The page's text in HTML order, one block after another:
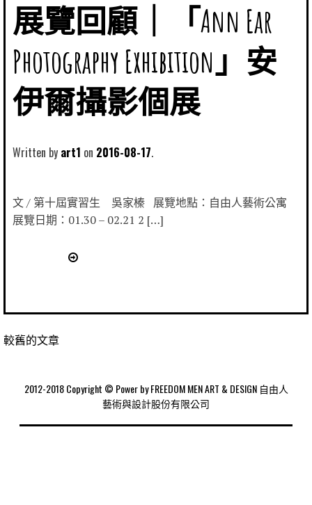
展覽回顧｜「Ann Ear
Photography Exhibition」安
伊爾攝影個展
Written by art1 2016-08-17
文 / 第十屆實習生 吳家榛 展覽地點：自由人藝術公寓
展覽日期：01.30 – 02.21 2 […]
較舊的文章
2012-2018 Copyright © Power by FREEDOM MEN ART & DESIGN 自由人
藝術與設計股份有限公司